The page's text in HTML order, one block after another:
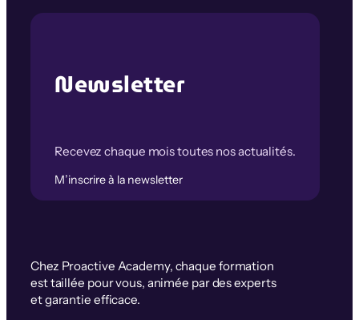
Newsletter
Recevez chaque mois toutes nos actualités.
M’inscrire à la newsletter
Chez Proactive Academy, chaque formation
est taillée pour vous, animée par des experts
et garantie efficace.